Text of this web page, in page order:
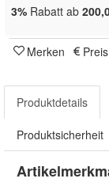
3% Rabatt ab
Merken
Produktdetails
Produktsicherheit